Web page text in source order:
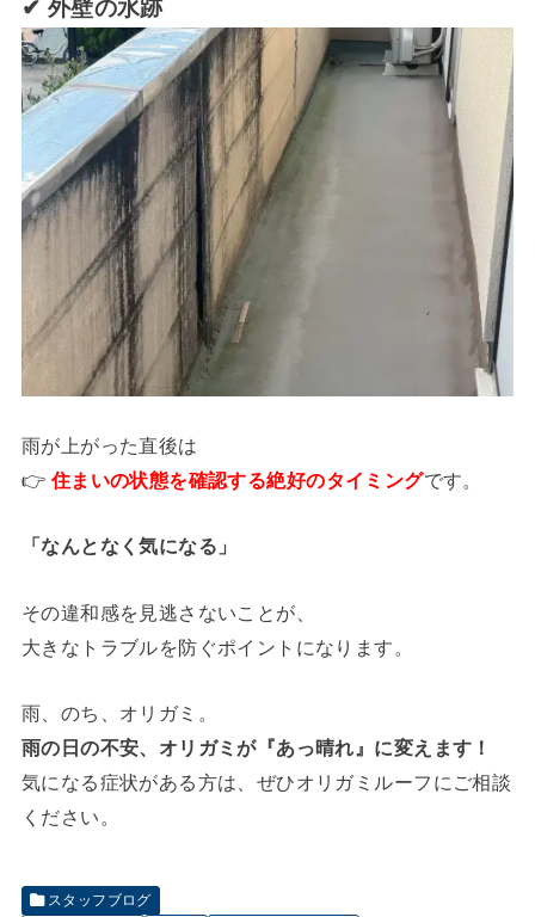
✔ 外壁の水跡
雨が上がった直後は
👉 住まいの状態を確認する絶好のタイミングです。
「なんとなく気になる」
その違和感を見逃さないことが、
大きなトラブルを防ぐポイントになります。
雨、のち、オリガミ。
雨の日の不安、オリガミが『あっ晴れ』に変えます！
気になる症状がある方は、ぜひオリガミルーフにご相談
ください。
スタッフブログ